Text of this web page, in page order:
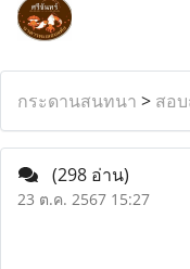
กระดานสนทนา > สอ
(298 อ่าน)
23 ต.ค. 2567 15:27